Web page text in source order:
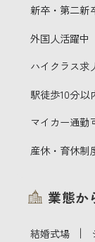
新卒・第二新
外国人活躍中
ハイクラス求
駅徒歩10分以
マイカー通勤
産休・育休制
業態か
結婚式場 ｜